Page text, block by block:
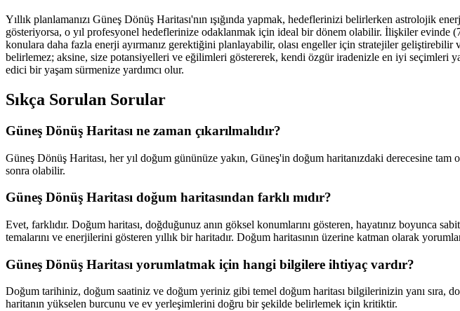
Yıllık planlamanızı Güneş Dönüş Haritası'nın ışığında yapmak, hedeflerinizi belirlerken astrolojik
gösteriyorsa, o yıl profesyonel hedeflerinize odaklanmak için ideal bir dönem olabilir. İlişkiler
konulara daha fazla enerji ayırmanız gerektiğini planlayabilir, olası engeller için stratejiler
belirlemez; aksine, size potansiyelleri ve eğilimleri göstererek, kendi özgür iradenizle en iyi seçimleri
edici bir yaşam sürmenize yardımcı olur.
Sıkça Sorulan Sorular
Güneş Dönüş Haritası ne zaman çıkarılmalıdır?
Güneş Dönüş Haritası, her yıl doğum gününüze yakın, Güneş'in doğum haritanızdaki derecesine
sonra olabilir.
Güneş Dönüş Haritası doğum haritasından farklı mıdır?
Evet, farklıdır. Doğum haritası, doğduğunuz anın göksel konumlarını gösteren, hayatınız boyunca
temalarını ve enerjilerini gösteren yıllık bir haritadır. Doğum haritasının üzerine katman olarak
Güneş Dönüş Haritası yorumlatmak için hangi bilgilere ihtiyaç vardır?
Doğum tarihiniz, doğum saatiniz ve doğum yeriniz gibi temel doğum haritası bilgilerinizin yanı
haritanın yükselen burcunu ve ev yerleşimlerini doğru bir şekilde belirlemek için kritiktir.